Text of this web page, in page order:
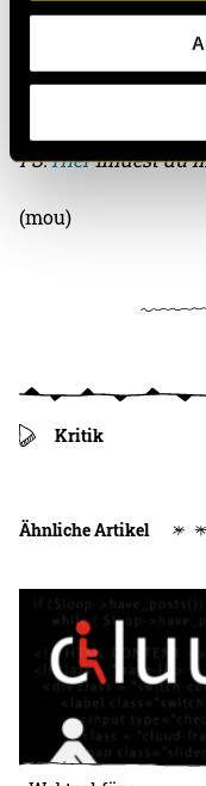
ganzen Website
verzweifeln! Was
einer Situation
PS:Hierfindest du
(mou)
Kritik
Ähnliche Artikel